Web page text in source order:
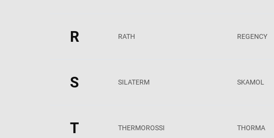
R RATH REGENCY
S SILATERM SKAMOL
T THERMOROSSI THORMA